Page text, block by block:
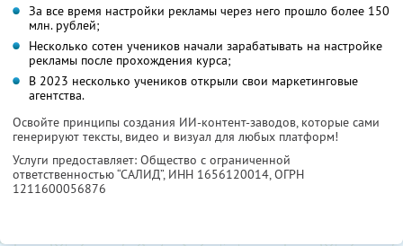
За все время настройки рекламы через него прошло более 150
млн. рублей;
Несколько сотен учеников начали зарабатывать на настройке
рекламы после прохождения курса;
В 2023 несколько учеников открыли свои маркетинговые
агентства.
Освойте принципы создания ИИ-контент-заводов, которые сами
генерируют тексты, видео и визуал для любых платформ!
Услуги предоставляет: Общество с ограниченной
ответственностью “САЛИД”, ИНН 1656120014, ОГРН
1211600056876